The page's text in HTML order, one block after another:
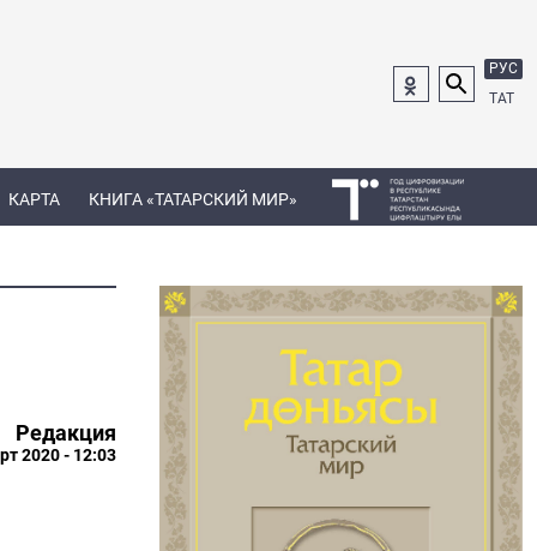
РУС
ТАТ
КАРТА КНИГА «ТАТАРСКИЙ МИР»
Редакция
2020 - 12:03